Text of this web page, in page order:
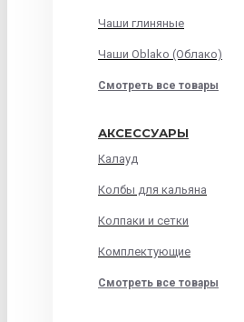
Чаши глиняные
Чаши Oblako (Облако)
Смотреть все товары
АКСЕССУАРЫ
Калауд
Колбы для кальяна
Колпаки и сетки
Комплектующие
Смотреть все товары